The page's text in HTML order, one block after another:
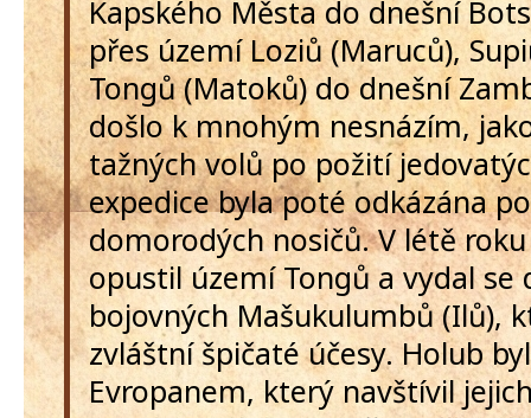
Kapského Města do dnešní
přes území Loziů (Maruců),
Tongů (Matoků) do dnešní
došlo k mnohým nesnázím,
tažných volů po požití
expedice byla poté odkázána
domorodých nosičů. V létě
opustil území Tongů a vydal se
bojovných Mašukulumbů (Ilů),
zvláštní špičaté účesy. Holub
Evropanem, který navštívil